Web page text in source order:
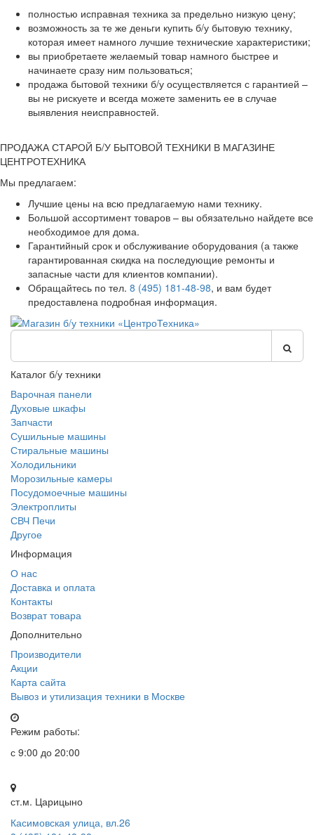
полностью исправная техника за предельно низкую цену;
возможность за те же деньги купить б/у бытовую технику,
которая имеет намного лучшие технические характеристики;
вы приобретаете желаемый товар намного быстрее и
начинаете сразу ним пользоваться;
продажа бытовой техники б/у осуществляется с гарантией –
вы не рискуете и всегда можете заменить ее в случае
выявления неисправностей.
ПРОДАЖА СТАРОЙ Б/У БЫТОВОЙ ТЕХНИКИ В МАГАЗИНЕ
ЦЕНТРОТЕХНИКА
Мы предлагаем:
Лучшие цены на всю предлагаемую нами технику.
Большой ассортимент товаров – вы обязательно найдете все
необходимое для дома.
Гарантийный срок и обслуживание оборудования (а также
гарантированная скидка на последующие ремонты и
запасные части для клиентов компании).
Обращайтесь по тел. 8 (495) 181-48-98, и вам будет
предоставлена подробная информация.
Каталог б/у техники
Варочная панели
Духовые шкафы
Запчасти
Сушильные машины
Стиральные машины
Холодильники
Морозильные камеры
Посудомоечные машины
Электроплиты
СВЧ Печи
Другое
Информация
О нас
Доставка и оплата
Контакты
Возврат товара
Дополнительно
Производители
Акции
Карта сайта
Вывоз и утилизация техники в Москве
Режим работы:
с 9:00 до 20:00
ст.м. Царицыно
Касимовская улица, вл.26